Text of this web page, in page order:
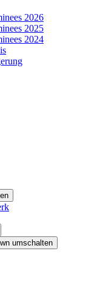
2026
2025
2024
umschalten